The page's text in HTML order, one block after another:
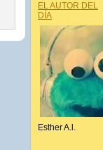
EL AUTOR DEL
DÍA
Esther A.l.